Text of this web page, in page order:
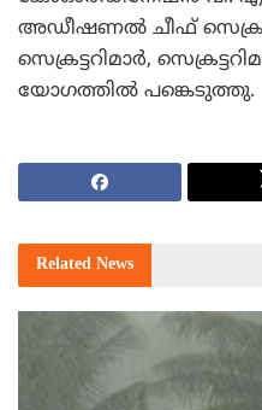
അഡീഷണല്‍ ചീഫ്
സെക്രട്ടറിമാര്‍,
യോഗത്തില്‍ പങ്കെടുത്തു.
Related News